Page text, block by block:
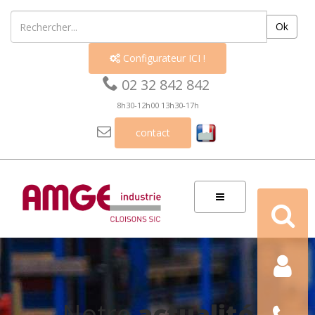
Ok
 Configurateur ICI !
 02 32 842 842
8h30-12h00 13h30-17h
 contact